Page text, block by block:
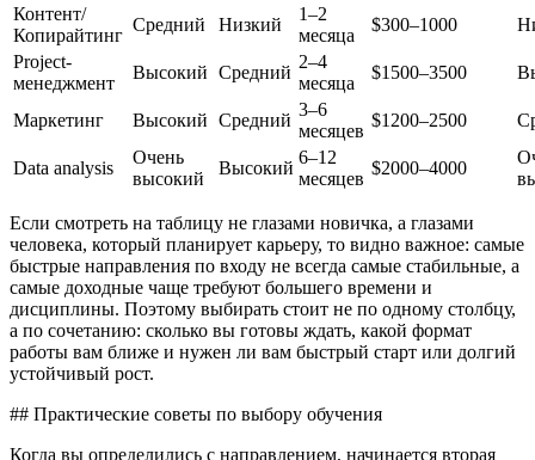
Контент/
Копирайтинг
Средний Низкий
1–2
месяца
$300–1000
Project-
менеджмент
Высокий Средний
2–4
месяца
$1500–3500
Маркетинг Высокий Средний
3–6
месяцев
$1200–2500
Data analysis
Очень
высокий
Высокий
6–12
месяцев
$2000–4000
Если смотреть на таблицу не глазами новичка, а глазами
человека, который планирует карьеру, то видно важное: самые
быстрые направления по входу не всегда самые стабильные, а
самые доходные чаще требуют большего времени и
дисциплины. Поэтому выбирать стоит не по одному столбцу,
а по сочетанию: сколько вы готовы ждать, какой формат
работы вам ближе и нужен ли вам быстрый старт или долгий
устойчивый рост.
## Практические советы по выбору обучения
Когда вы определились с направлением, начинается вторая